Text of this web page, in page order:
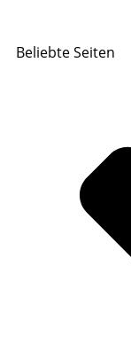
Beliebte Seiten